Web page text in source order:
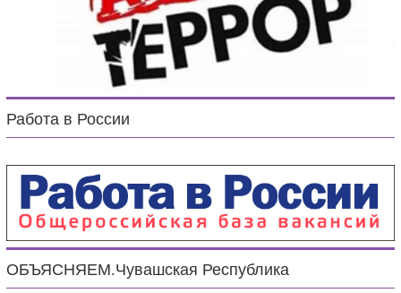
Работа в России
ОБЪЯСНЯЕМ.Чувашская Республика